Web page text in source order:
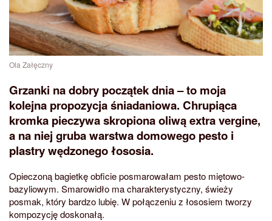
Ola Załęczny
Grzanki na dobry początek dnia – to moja
kolejna propozycja śniadaniowa. Chrupiąca
kromka pieczywa skropiona oliwą extra vergine,
a na niej gruba warstwa domowego pesto i
plastry wędzonego łososia.
Opieczoną bagietkę obficie posmarowałam pesto miętowo-
bazyliowym. Smarowidło ma charakterystyczny, świeży
posmak, który bardzo lubię. W połączeniu z łososiem tworzy
kompozycję doskonałą.